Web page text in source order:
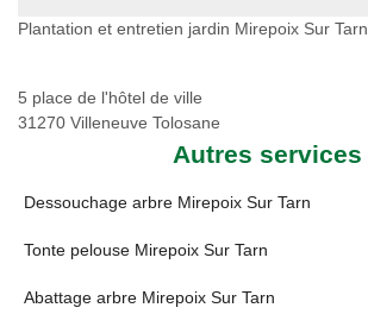
Plantation et entretien jardin Mirepoix Sur Tarn
5 place de l'hôtel de ville
31270 Villeneuve Tolosane
Autres services
Dessouchage arbre Mirepoix Sur Tarn
Tonte pelouse Mirepoix Sur Tarn
Abattage arbre Mirepoix Sur Tarn